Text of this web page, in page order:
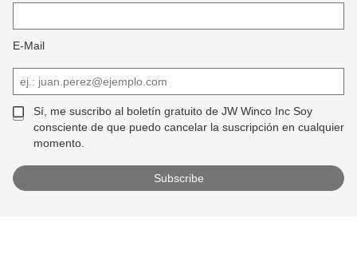
E-Mail
Sí, me suscribo al boletín gratuito de JW Winco Inc Soy
consciente de que puedo cancelar la suscripción en cualquier
momento.